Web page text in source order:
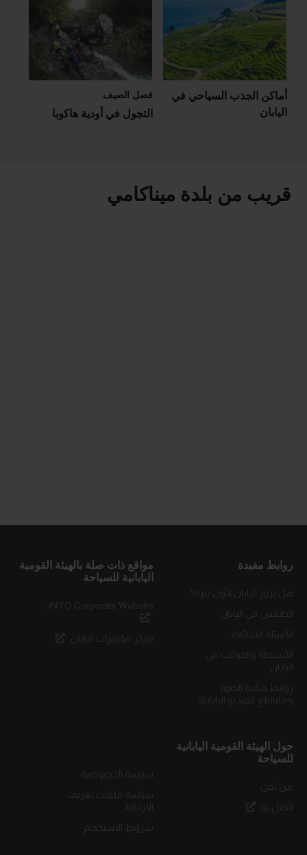
أماكن الجذب السياحي في
اليابان
فصل الصيف
التجول في أودية هاكوبا
قريب من بلدة ميناكامي
روابط مفيدة
مواقع ذات صلة بالهيئة القومية
اليابانية للسياحة
حول الهيئة القومية اليابانية
للسياحة